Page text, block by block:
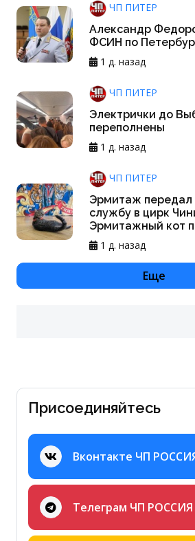
ЧП ПИТЕР
Александр
ФСИН по
1 д. назад
ЧП ПИТЕР
Электрички до
переполнены
1 д. назад
ЧП ПИТЕР
Эрмитаж
службу в цирк
Эрмитажный кот
1 д. назад
Еще
Присоединяйтесь
Вконтакте ЧП
Телеграм ЧП РОССИЯ